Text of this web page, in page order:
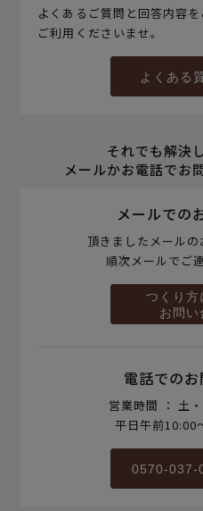
よくあるご質問と回答内容
ご利用くださいませ。
よくある
それでも解決
メールかお電話でお
メールでの
頂きましたメールの
順次メールでご
つくり方
お問い
電話での
営業時間 ： 土
平日午前10:00
0570-037-